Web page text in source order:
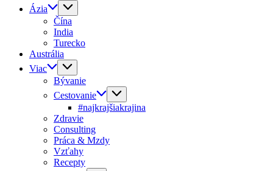
Ázia
Čína
India
Turecko
Austrália
Viac
Bývanie
Cestovanie
#najkrajšiakrajina
Zdravie
Consulting
Práca & Mzdy
Vzťahy
Recepty